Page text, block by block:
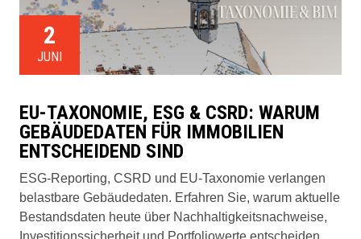
2
JUNI
EU-TAXONOMIE, ESG & CSRD: WARUM
GEBÄUDEDATEN FÜR IMMOBILIEN
ENTSCHEIDEND SIND
ESG-Reporting, CSRD und EU-Taxonomie verlangen
belastbare Gebäudedaten. Erfahren Sie, warum aktuelle
Bestandsdaten heute über Nachhaltigkeitsnachweise,
Investitionssicherheit und Portfoliowerte entscheiden.